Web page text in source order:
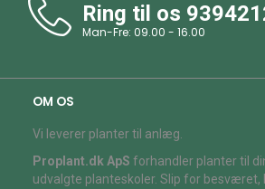
Ring til os
Man-Fre: 09.00 - 16.00
OM OS
Vi leverer planter til anlæg.
Proplant.dk ApS forhandler planter til
udvalgte planteskoler. Slip for besværet,